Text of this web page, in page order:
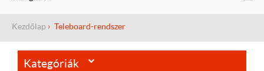
Kezdőlap Teleboard-rendszer
Kategóriák